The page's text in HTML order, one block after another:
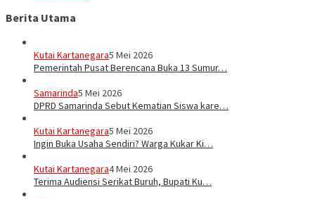
Berita Utama
Kutai Kartanegara5 Mei 2026
Pemerintah Pusat Berencana Buka 13 Sumur…
Samarinda5 Mei 2026
DPRD Samarinda Sebut Kematian Siswa kare…
Kutai Kartanegara5 Mei 2026
Ingin Buka Usaha Sendiri? Warga Kukar Ki…
Kutai Kartanegara4 Mei 2026
Terima Audiensi Serikat Buruh, Bupati Ku…